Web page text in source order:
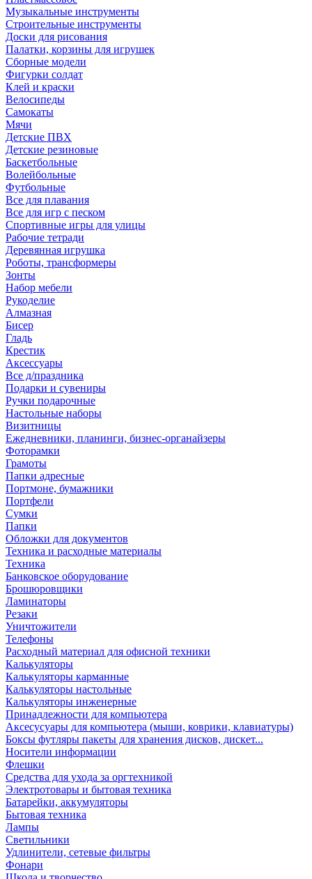
Музыкальные инструменты
Строительные инструменты
Доски для рисования
Палатки, корзины для игрушек
Сборные модели
Фигурки солдат
Клей и краски
Велосипеды
Самокаты
Мячи
Детские ПВХ
Детские резиновые
Баскетбольные
Волейбольные
Футбольные
Все для плавания
Все для игр с песком
Спортивные игры для улицы
Рабочие тетради
Деревянная игрушка
Роботы, трансформеры
Зонты
Набор мебели
Рукоделие
Алмазная
Бисер
Гладь
Крестик
Аксессуары
Все д/праздника
Подарки и сувениры
Ручки подарочные
Настольные наборы
Визитницы
Ежедневники, планинги, бизнес-органайзеры
Фоторамки
Грамоты
Папки адресные
Портмоне, бумажники
Портфели
Сумки
Папки
Обложки для документов
Техника и расходные материалы
Техника
Банковское оборудование
Брошюровщики
Ламинаторы
Резаки
Уничтожители
Телефоны
Расходный материал для офисной техники
Калькуляторы
Калькуляторы карманные
Калькуляторы настольные
Калькуляторы инженерные
Принадлежности для компьютера
Аксесусуары для компьютера (мыши, коврики, клавиатуры)
Боксы футляры пакеты для хранения дисков, дискет...
Носители информации
Флешки
Средства для ухода за оргтехникой
Электротовары и бытовая техника
Батарейки, аккумуляторы
Бытовая техника
Лампы
Светильники
Удлинители, сетевые фильтры
Фонари